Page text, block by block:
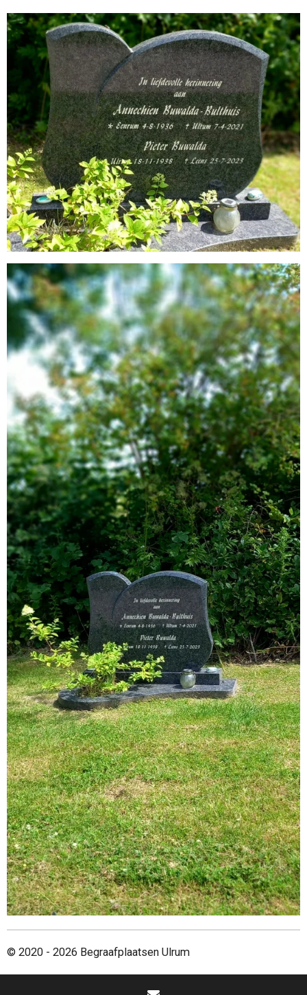
© 2020 - 2026 Begraafplaatsen Ulrum